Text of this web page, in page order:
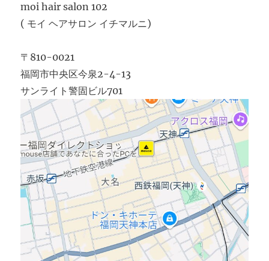
moi hair salon 102
( モイ ヘアサロン イチマルニ)
〒810-0021
福岡市中央区今泉2-4-13
サンライト警固ビル701